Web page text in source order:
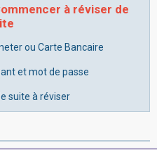
à réviser de
ou Carte Bancaire
et mot de passe
suite à réviser